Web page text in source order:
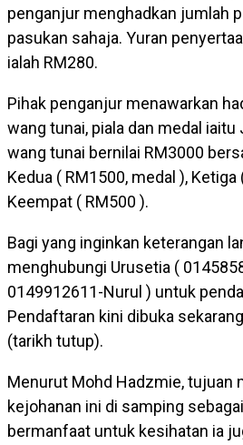
penganjur menghadkan jumlah
pasukan sahaja. Yuran
ialah RM280.
Pihak penganjur menawarkan
wang tunai, piala dan medal
wang tunai bernilai RM3000
Kedua ( RM1500, medal ), Ketiga
Keempat ( RM500 ).
Bagi yang inginkan keterangan
menghubungi Urusetia (
0149912611-Nurul ) untuk
Pendaftaran kini dibuka
(tarikh tutup).
Menurut Mohd Hadzmie, tujuan
kejohanan ini di samping
bermanfaat untuk kesihatan ia